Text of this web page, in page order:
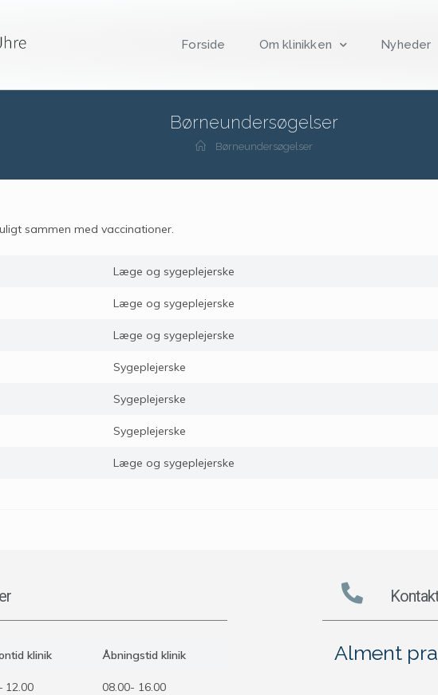
Forside Om klinikken Nyheder
Børneundersøgelser
Børneundersøgelser
sammen med vaccinationer.
Læge og sygeplejerske
Læge og sygeplejerske
Læge og sygeplejerske
Sygeplejerske
Sygeplejerske
Sygeplejerske
Læge og sygeplejerske
klinik Åbningstid klinik
12.00 08.00- 16.00
Alment